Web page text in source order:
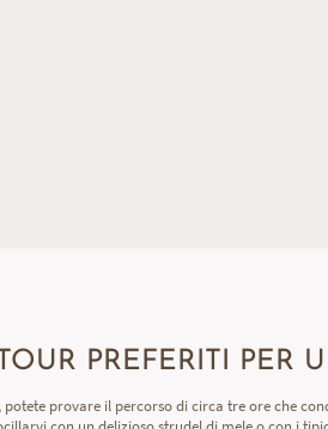
PREFERITI PER
potete provare il percorso di circa tre ore che